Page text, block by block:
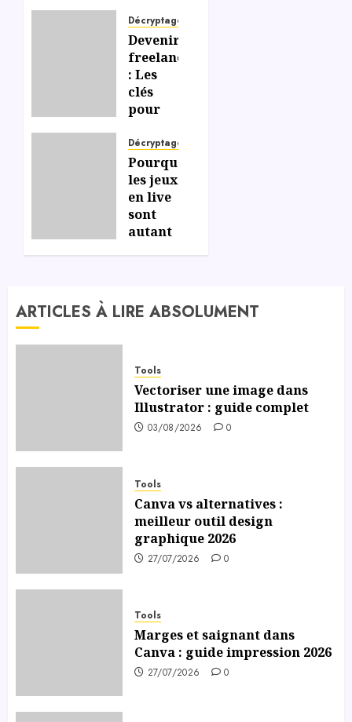
Décryptage
Devenir
freelance
: Les
clés
pour
efficacement
votre
liberté
et
votre
indépendance
Décryptage
Pourquoi
les jeux
en live
sont
autant
ligne ?
0
ARTICLES À LIRE ABSOLUMENT
Tools
Vectoriser une image dans
Illustrator : guide complet
03/08/2026 0
Tools
Canva vs alternatives :
meilleur outil design
graphique 2026
27/07/2026 0
Tools
Marges et saignant dans
Canva : guide impression 2026
27/07/2026 0